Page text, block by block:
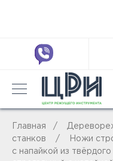
Главная
станков
Ножи
с напайкой из